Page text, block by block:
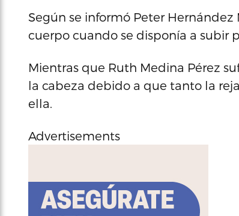
Según se informó Peter
cuerpo cuando se disponía a subir
Mientras que Ruth Medina Pérez
la cabeza debido a que tanto la
ella.
Advertisements